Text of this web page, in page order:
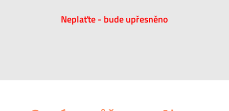
Neplaťte - bude upřesněno